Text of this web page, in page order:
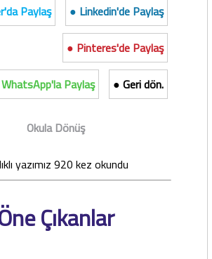
Paylaş
● Linkedin'de Paylaş
● Pinteres'de Paylaş
Paylaş
● Geri dön.
Okula Dönüş
yazımız 920 kez okundu
Çıkanlar